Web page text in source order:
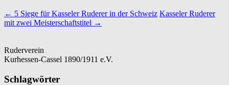
← 5 Siege für Kasseler Ruderer in der Schweiz Kasseler Ruderer
mit zwei Meisterschaftstitel →
Ruderverein
Kurhessen-Cassel 1890/1911 e.V.
Schlagwörter